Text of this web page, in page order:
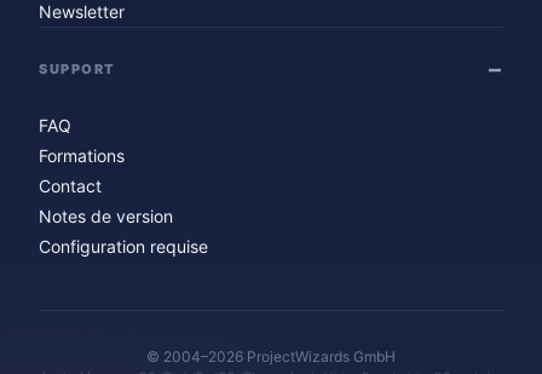
Newsletter
SUPPORT
FAQ
Formations
Contact
Notes de version
Configuration requise
© 2004–2026 ProjectWizards GmbH